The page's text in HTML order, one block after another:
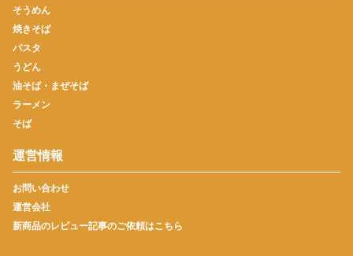
そうめん
焼きそば
パスタ
うどん
油そば・まぜそば
ラーメン
そば
運営情報
お問い合わせ
運営会社
新商品のレビュー記事のご依頼はこちら